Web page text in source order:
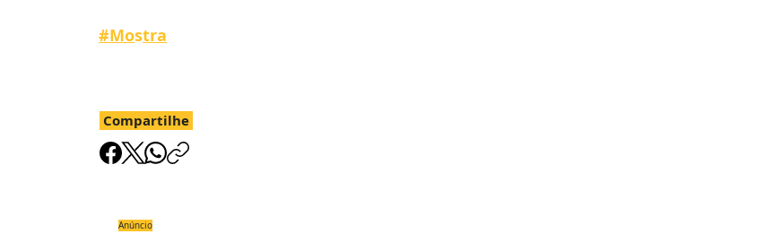
#Mostra
Compartilhe
Anúncio